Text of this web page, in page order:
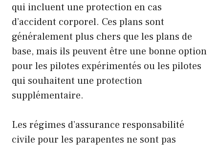
qui incluent une protection en cas
d’accident corporel. Ces plans sont
généralement plus chers que les plans de
base, mais ils peuvent être une bonne option
pour les pilotes expérimentés ou les pilotes
qui souhaitent une protection
supplémentaire.
Les régimes d’assurance responsabilité
civile pour les parapentes ne sont pas